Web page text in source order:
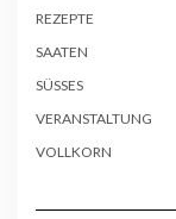
REZEPTE
SAATEN
SÜSSES
VERANSTALTUNG
VOLLKORN